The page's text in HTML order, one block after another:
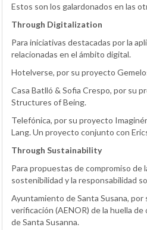
Estos son los galardonados en las
Through Digitalization
Para iniciativas destacadas por la
relacionadas en el ámbito digital.
Hotelverse, por su proyecto
Casa Batlló & Sofia Crespo, por su
Structures of Being.
Telefónica, por su proyecto
Lang. Un proyecto conjunto con
Through Sustainability
Para propuestas de compromiso de
sostenibilidad y la responsabilidad
Ayuntamiento de Santa Susana,
verificación (AENOR) de la huella
de Santa Susanna.